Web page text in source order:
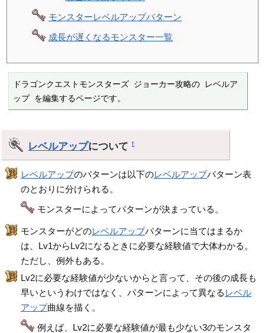
モンスターレベルアップパターン
成長が遅くなるモンスター一覧
ドラゴンクエストモンスターズ ジョーカー攻略の レベルア
ップ を編集するページです。
レベルアップについて†
レベルアップのパターンは以下のレベルアップパターン表
のとおりに分けられる。
モンスターによってパターンが決まっている。
モンスターがどのレベルアップパターンに当てはまるか
は、Lv1からLv2になるときに必要な経験値で大体わかる。
ただし、例外もある。
Lv2に必要な経験値が少ないからと言って、その後の成長も
早いというわけではなく、パターンによって異なる レベル
アップ曲線を描く。
例えば、Lv2に必要な経験値が最も少ない3のモンスタ